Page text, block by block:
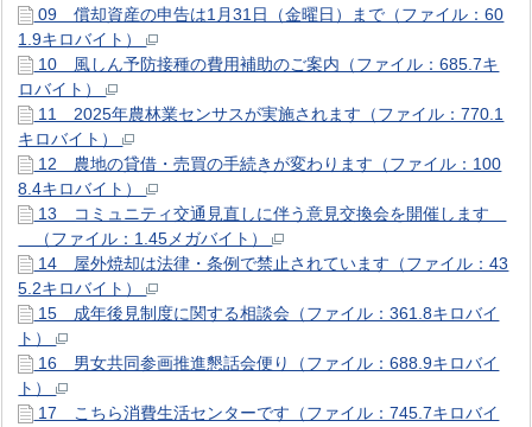
09 償却資産の申告は1月31日（金曜日）まで（ファイル：60
1.9キロバイト）
10 風しん予防接種の費用補助のご案内（ファイル：685.7キ
ロバイト）
11 2025年農林業センサスが実施されます（ファイル：770.1
キロバイト）
12 農地の貸借・売買の手続きが変わります（ファイル：100
8.4キロバイト）
13 コミュニティ交通見直しに伴う意見交換会を開催します
（ファイル：1.45メガバイト）
14 屋外焼却は法律・条例で禁止されています（ファイル：43
5.2キロバイト）
15 成年後見制度に関する相談会（ファイル：361.8キロバイ
ト）
16 男女共同参画推進懇話会便り（ファイル：688.9キロバイ
ト）
17 こちら消費生活センターです（ファイル：745.7キロバイ